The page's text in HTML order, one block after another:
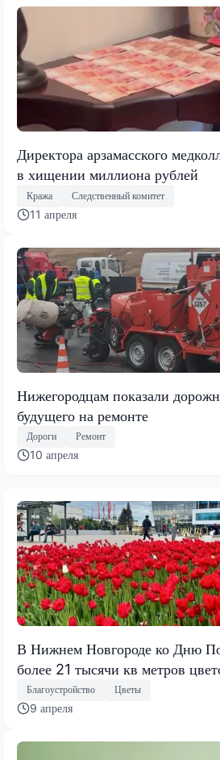
Директора арзамасского
в хищении миллиона рублей
Кража Следственный комитет
11 апреля
Нижегородцам показали
будущего на ремонте
Дороги Ремонт
10 апреля
В Нижнем Новгороде ко Дню
более 21 тысячи кв метров
Благоустройство Цветы
9 апреля